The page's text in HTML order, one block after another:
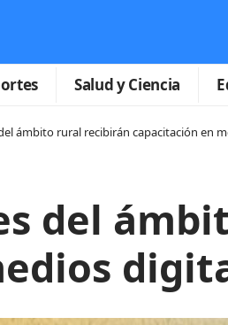
Salud y Ciencia
ámbito rural recibirán capacitación en
del